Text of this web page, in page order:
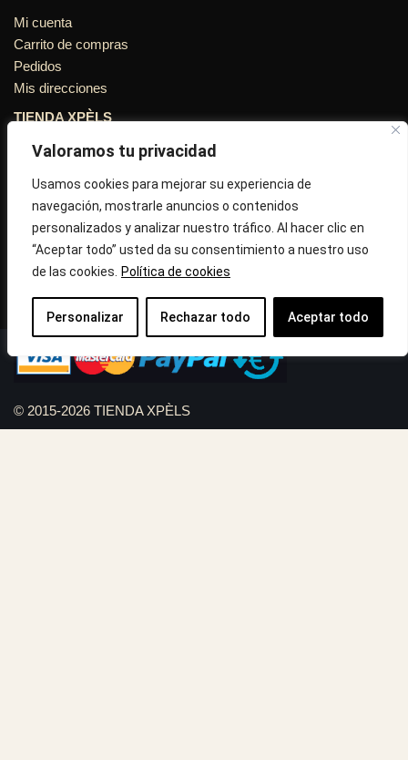
Valoramos tu privacidad
Usamos cookies para mejorar su experiencia de
navegación, mostrarle anuncios o contenidos
personalizados y analizar nuestro tráfico. Al hacer clic en
“Aceptar todo” usted da su consentimiento a nuestro uso
de las cookies.
Política de cookies
Personalizar Rechazar todo Aceptar todo
Mi cuenta
Carrito de compras
Pedidos
Mis direcciones
TIENDA XPÈLS
Avinguda Molins de Rei Nº 3
08755, Barcelona, Cataluña, España
Horario: Lun-Vie 09:30h a 13:30h y 16:45h a 20:00h - Sab
10:30h a 14:.00h
Correo:info@tiendaxpels.com
© 2015-2026 TIENDA XPÈLS